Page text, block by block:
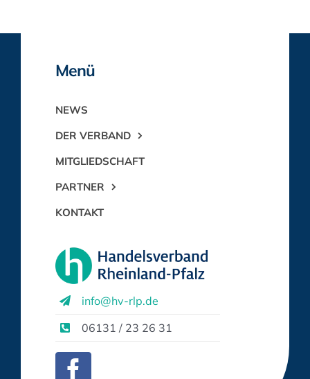
Menü
NEWS
DER VERBAND
MITGLIEDSCHAFT
PARTNER
KONTAKT
info@hv-rlp.de
06131 / 23 26 31